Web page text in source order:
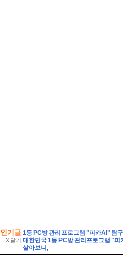
인기글
X 닫기
1등 PC방 관리프로그램 "피카AI" 탐
대한민국 1등 PC방 관리프로그램 "피
살아보니,